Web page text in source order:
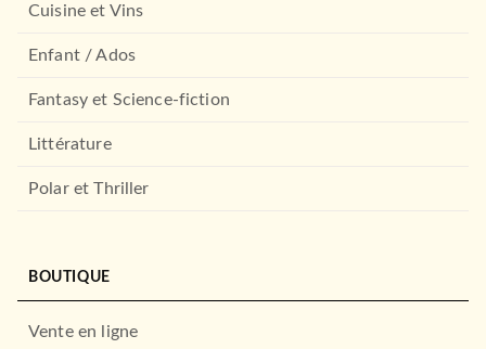
Cuisine et Vins
Enfant / Ados
Fantasy et Science-fiction
Littérature
Polar et Thriller
BOUTIQUE
Vente en ligne